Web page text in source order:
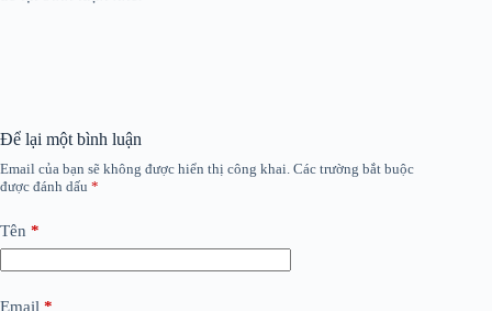
Để lại một bình luận
Email của bạn sẽ không được hiển thị công khai. Các trường bắt buộc
được đánh dấu *
Tên *
Email *